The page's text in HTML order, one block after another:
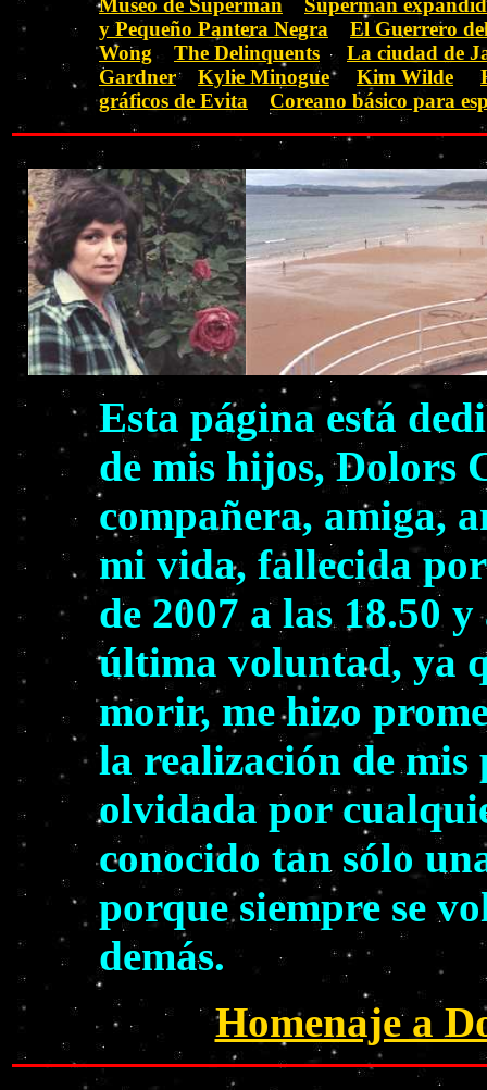
Museo de Superman
Superman
y Pequeño Pantera Negra
El Guerrero
Wong
The Delinquents
La ciudad de
Gardner
Kylie Minogue Kim Wilde
gráficos de Evita
Coreano básico para
Esta página está
de mis hijos, Dolors
compañera, amiga,
mi vida, fallecida
de 2007 a las 18.50
última voluntad, ya
morir, me hizo
la realización de mis
olvidada por
conocido tan sólo
porque siempre se
demás.
Homenaje a